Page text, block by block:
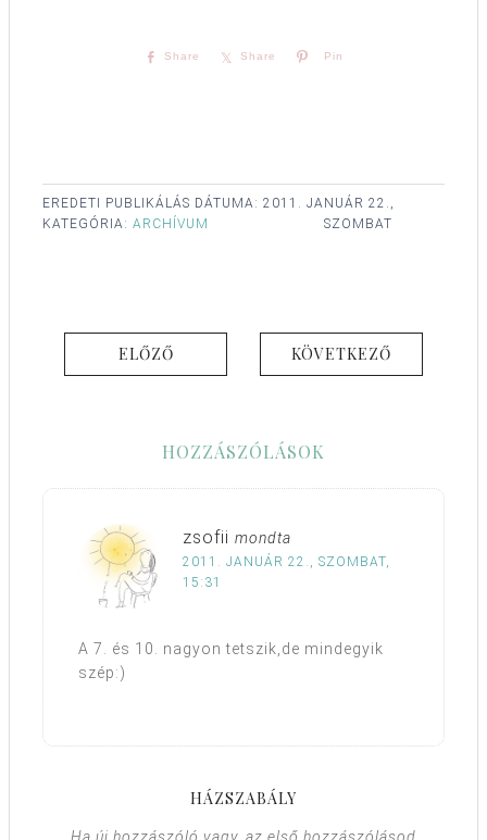
Share Share Pin
EREDETI PUBLIKÁLÁS DÁTUMA: 2011. JANUÁR 22.,
SZOMBAT
KATEGÓRIA: ARCHÍVUM
ELŐZŐ KÖVETKEZŐ
HOZZÁSZÓLÁSOK
zsofii mondta
2011. JANUÁR 22., SZOMBAT,
15:31
A 7. és 10. nagyon tetszik,de mindegyik
szép:)
HÁZSZABÁLY